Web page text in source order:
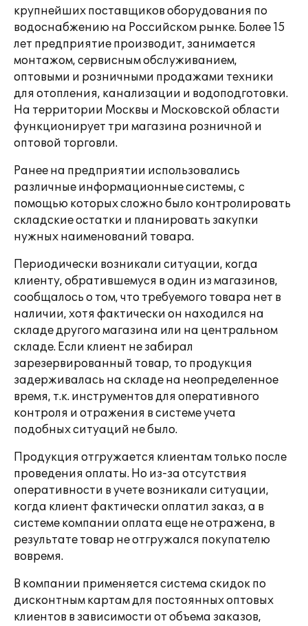
крупнейших поставщиков оборудования по
водоснабжению на Российском рынке. Более 15
лет предприятие производит, занимается
монтажом, сервисным обслуживанием,
оптовыми и розничными продажами техники
для отопления, канализации и водоподготовки.
На территории Москвы и Московской области
функционирует три магазина розничной и
оптовой торговли.
Ранее на предприятии использовались
различные информационные системы, с
помощью которых сложно было контролировать
складские остатки и планировать закупки
нужных наименований товара.
Периодически возникали ситуации, когда
клиенту, обратившемуся в один из магазинов,
сообщалось о том, что требуемого товара нет в
наличии, хотя фактически он находился на
складе другого магазина или на центральном
складе. Если клиент не забирал
зарезервированный товар, то продукция
задерживалась на складе на неопределенное
время, т.к. инструментов для оперативного
контроля и отражения в системе учета
подобных ситуаций не было.
Продукция отгружается клиентам только после
проведения оплаты. Но из-за отсутствия
оперативности в учете возникали ситуации,
когда клиент фактически оплатил заказ, а в
системе компании оплата еще не отражена, в
результате товар не отгружался покупателю
вовремя.
В компании применяется система скидок по
дисконтным картам для постоянных оптовых
клиентов в зависимости от объема заказов,